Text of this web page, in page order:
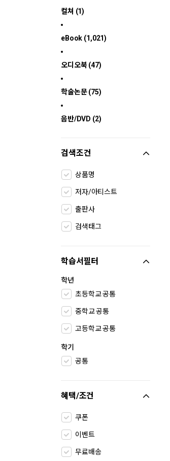
컬쳐 (1)
eBook (1,021)
오디오북 (47)
학술논문 (75)
음반/DVD (2)
검색조건
상품명
저자/아티스트
출판사
검색태그
학습서필터
학년
초등학교 공통
중학교 공통
고등학교 공통
학기
공통
혜택/조건
쿠폰
이벤트
무료배송